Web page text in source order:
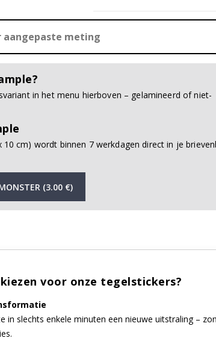
aangepaste meting
in het menu hierboven – gelamineerd of niet-
10 cm) wordt binnen 7 werkdagen direct in je
(3.00 €)
voor onze tegelstickers?
in slechts enkele minuten een nieuwe uitstraling –